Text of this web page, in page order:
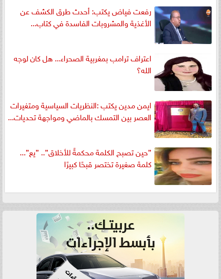
رفعت فياض يكتب: أحدث طرق الكشف عن
الأغذية والمشروبات الفاسدة في كتاب...
اعتراف ترامب بمغربية الصحراء... هل كان لوجه
الله؟
ايمن مدين يكتب :النظريات السياسية ومتغيرات
العصر بين التمسك بالماضي ومواجهة تحديات...
”حين تصبح الكلمة محكمةً للأخلاق”.. ”يع”...
كلمة صغيرة تختصر قبحًا كبيرًا